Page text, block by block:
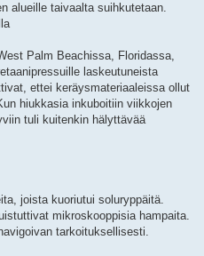
alueille taivaalta suihkutetaan.
Palm Beachissa, Floridassa,
laskeutuneista
ettei keräysmateriaaleissa ollut
hiukkasia inkuboitiin viikkojen
tuli kuitenkin hälyttävää
joista kuoriutui soluryppäitä.
mikroskooppisia hampaita.
tarkoituksellisesti.